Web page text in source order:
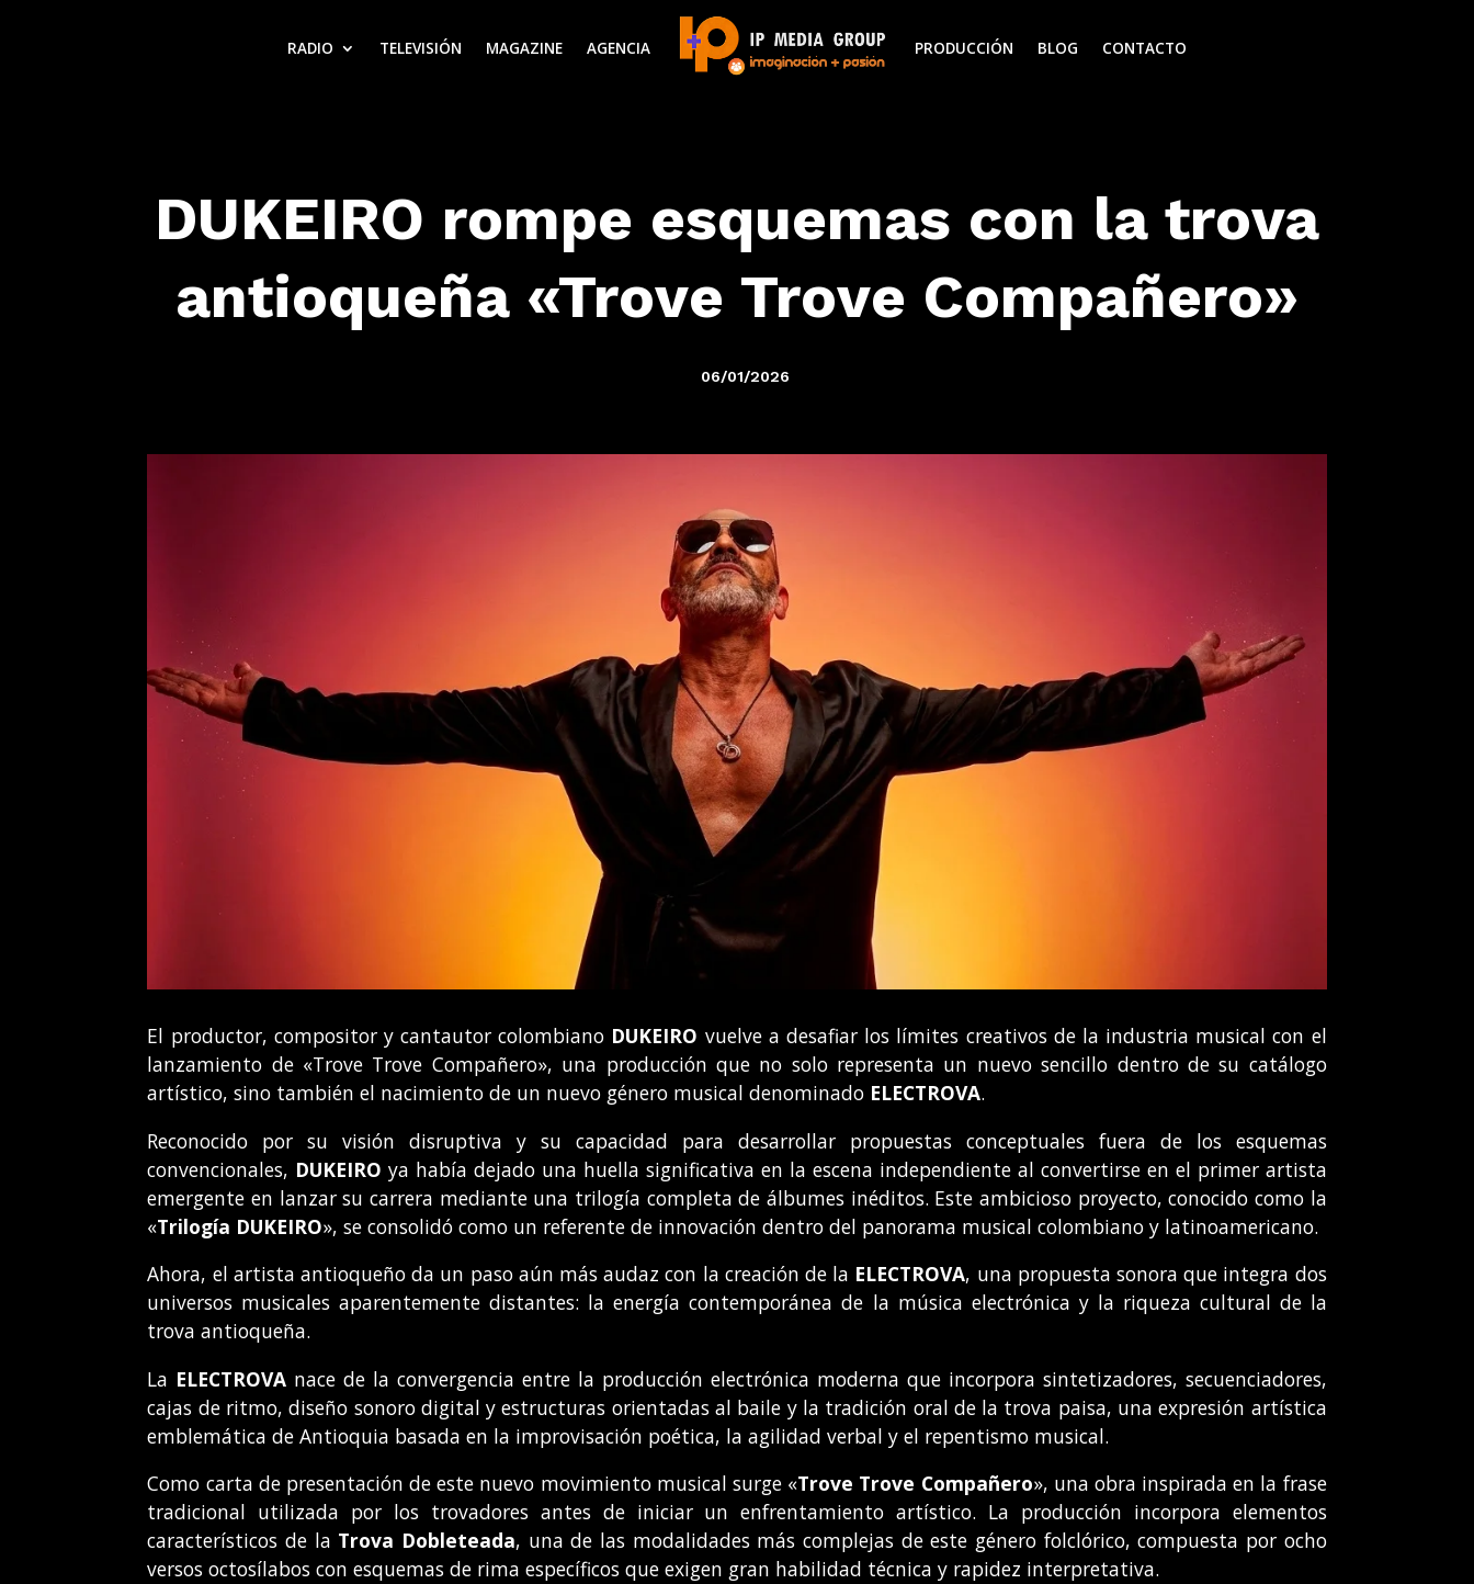
RADIO TELEVISIÓN MAGAZINE AGENCIA PRODUCCIÓN BLOG CONTACTO
DUKEIRO rompe esquemas con la trova
antioqueña «Trove Trove Compañero»
06/01/2026
El productor, compositor y cantautor colombiano DUKEIRO vuelve a desafiar los límites creativos de la industria musical con el
lanzamiento de «Trove Trove Compañero», una producción que no solo representa un nuevo sencillo dentro de su catálogo
artístico, sino también el nacimiento de un nuevo género musical denominado ELECTROVA.
Reconocido por su visión disruptiva y su capacidad para desarrollar propuestas conceptuales fuera de los esquemas
convencionales, DUKEIRO ya había dejado una huella significativa en la escena independiente al convertirse en el primer artista
emergente en lanzar su carrera mediante una trilogía completa de álbumes inéditos. Este ambicioso proyecto, conocido como la
«Trilogía DUKEIRO», se consolidó como un referente de innovación dentro del panorama musical colombiano y latinoamericano.
Ahora, el artista antioqueño da un paso aún más audaz con la creación de la ELECTROVA, una propuesta sonora que integra dos
universos musicales aparentemente distantes: la energía contemporánea de la música electrónica y la riqueza cultural de la
trova antioqueña.
La ELECTROVA nace de la convergencia entre la producción electrónica moderna que incorpora sintetizadores, secuenciadores,
cajas de ritmo, diseño sonoro digital y estructuras orientadas al baile y la tradición oral de la trova paisa, una expresión artística
emblemática de Antioquia basada en la improvisación poética, la agilidad verbal y el repentismo musical.
Como carta de presentación de este nuevo movimiento musical surge «Trove Trove Compañero», una obra inspirada en la frase
tradicional utilizada por los trovadores antes de iniciar un enfrentamiento artístico. La producción incorpora elementos
característicos de la Trova Dobleteada, una de las modalidades más complejas de este género folclórico, compuesta por ocho
versos octosílabos con esquemas de rima específicos que exigen gran habilidad técnica y rapidez interpretativa.